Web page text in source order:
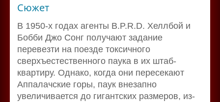
Сюжет
В 1950-х годах агенты B.P.R.D. Хеллбой и
Бобби Джо Сонг получают задание
перевезти на поезде токсичного
сверхъестественного паука в их штаб-
квартиру. Однако, когда они пересекают
Аппалачские горы, паук внезапно
увеличивается до гигантских размеров, из-